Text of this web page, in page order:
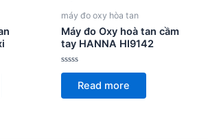
máy đo oxy hòa tan
Máy đo Oxy hoà tan cầm
tay HANNA HI9142
Rated
of
Read more